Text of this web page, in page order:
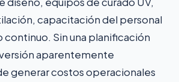
capacitación del personal
Sin una planificación
aparentemente
generar costos operacionales